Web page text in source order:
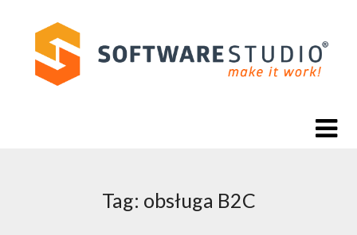
content
Tag: obsługa B2C